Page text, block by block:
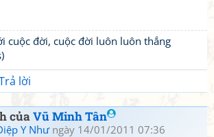
cuộc đời, cuộc đời luôn luôn thắng
lời
củaVũ Minh Tân
Y Nhưngày 14/01/2011 07:36